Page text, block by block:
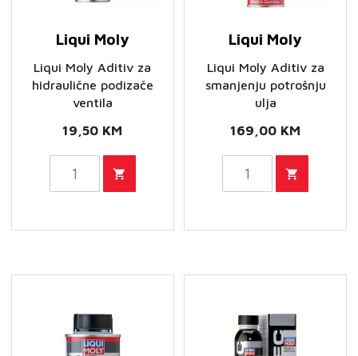
Liqui Moly
Liqui Moly Aditiv za
hidraulične podizače
ventila
19,50 KM
Liqui
Moly
ventila
količina
Liqui Moly
Liqui Moly Aditiv za
smanjenju potrošnju
ulja
169,00 KM
Liqui
Moly
ulja
količina